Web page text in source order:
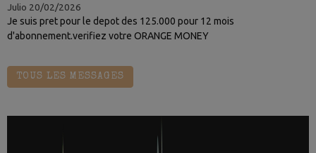
Julio 20/02/2026
Je suis pret pour le depot des 125.000 pour 12 mois
d'abonnement.verifiez votre ORANGE MONEY
TOUS LES MESSAGES